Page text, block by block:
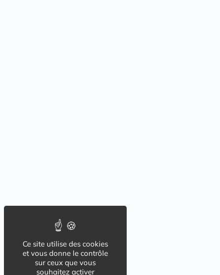
Ce site utilise des cookies
et vous donne le contrôle
sur ceux que vous
souhaitez activer